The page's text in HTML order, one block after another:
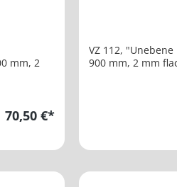
70,50 €*
VZ 112,
900 mm, 2 mm